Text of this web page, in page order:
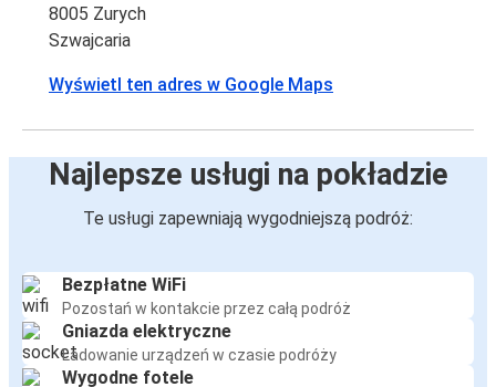
8005 Zurych
Szwajcaria
Wyświetl ten adres w Google Maps
Najlepsze usługi na pokładzie
Te usługi zapewniają wygodniejszą podróż:
Bezpłatne WiFi
Pozostań w kontakcie przez całą podróż
Gniazda elektryczne
Ładowanie urządzeń w czasie podróży
Wygodne fotele